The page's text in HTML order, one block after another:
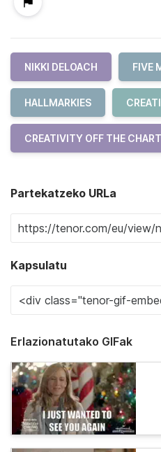
NIKKI DELOACH FIVE
HALLMARKIES
CREATIVITY OFF THE
Partekatzeko URLa
Kapsulatu
Erlazionatutako GIFak